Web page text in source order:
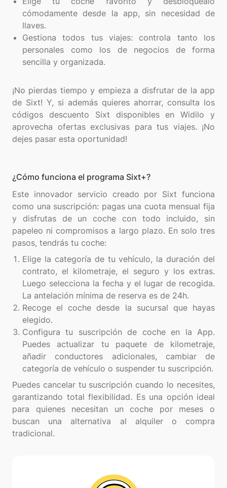
cómodamente desde la app, sin necesidad de
llaves.
Gestiona todos tus viajes: controla tanto los
personales como los de negocios de forma
sencilla y organizada.
¡No pierdas tiempo y empieza a disfrutar de la app
de Sixt! Y, si además quieres ahorrar, consulta los
códigos descuento Sixt disponibles en Widilo y
aprovecha ofertas exclusivas para tus viajes. ¡No
¿Cómo funciona el programa Sixt+?
Este innovador servicio creado por Sixt funciona
como una suscripción: pagas una cuota mensual fija
y disfrutas de un coche con todo incluido, sin
papeleo ni compromisos a largo plazo. En solo tres
Elige la categoría de tu vehículo, la duración del
contrato, el kilometraje, el seguro y los extras.
Luego selecciona la fecha y el lugar de recogida.
La antelación mínima de reserva es de 24h.
Recoge el coche desde la sucursal que hayas
elegido.
Configura tu suscripción de coche en la App.
Puedes actualizar tu paquete de kilometraje,
añadir conductores adicionales, cambiar de
categoría de vehículo o suspender tu suscripción.
Puedes cancelar tu suscripción cuando lo necesites,
garantizando total flexibilidad. Es una opción ideal
para quienes necesitan un coche por meses o
buscan una alternativa al alquiler o compra